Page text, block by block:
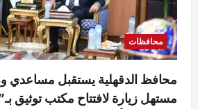
محافظات
محافظ الدقهلية يستقبل مساعدي
مستهل زيارة لافتتاح مكتب توثيق